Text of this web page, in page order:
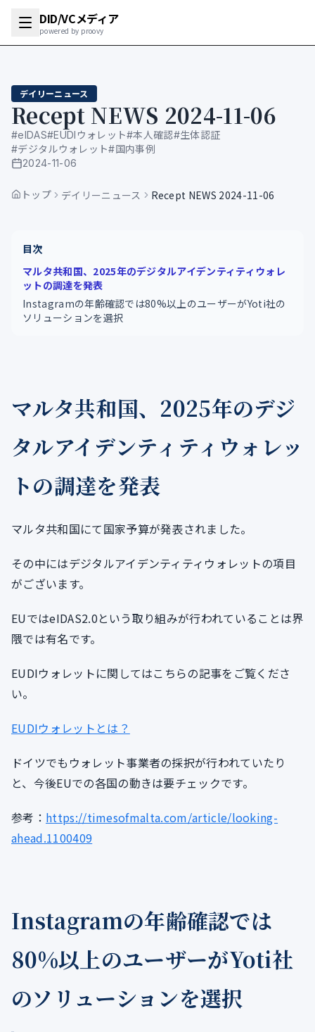
DID/VCメディア
powered by proovy
デイリーニュース
Recept NEWS 2024-11-06
#eIDAS#EUDIウォレット#本人確認#生体認証
#デジタルウォレット#国内事例
公開日
2024-11-06
トップ デイリーニュース Recept NEWS 2024-11-06
目次
マルタ共和国、2025年のデジタルアイデンティティウォレ
ットの調達を発表
Instagramの年齢確認では80%以上のユーザーがYoti社の
ソリューションを選択
マルタ共和国、2025年のデジ
タルアイデンティティウォレッ
トの調達を発表
マルタ共和国にて国家予算が発表されました。
その中にはデジタルアイデンティティウォレットの項目
がございます。
EUではeIDAS2.0という取り組みが行われていることは界
隈では有名です。
EUDIウォレットに関してはこちらの記事をご覧くださ
い。
EUDIウォレットとは？
ドイツでもウォレット事業者の採択が行われていたり
と、今後EUでの各国の動きは要チェックです。
参考： https://timesofmalta.com/article/looking-
ahead.1100409
Instagramの年齢確認では
80%以上のユーザーがYoti社
のソリューションを選択